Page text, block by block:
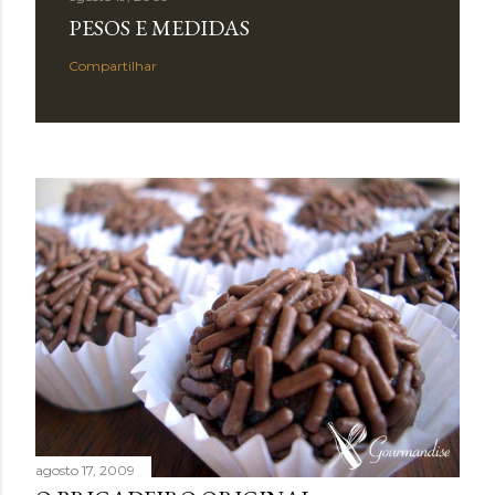
PESOS E MEDIDAS
Compartilhar
agosto 17, 2009